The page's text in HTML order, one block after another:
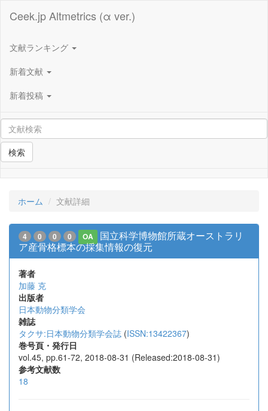
Ceek.jp Altmetrics (α ver.)
文献ランキング
新着文献
新着投稿
検索
ホーム 文献詳細
4 0 0 0 OA
国立科学博物館所蔵オーストラリ
ア産骨格標本の採集情報の復元
著者
加藤 克
出版者
日本動物分類学会
雑誌
タクサ:日本動物分類学会誌 (ISSN:13422367)
巻号頁・発行日
vol.45, pp.61-72, 2018-08-31 (Released:2018-08-31)
参考文献数
18